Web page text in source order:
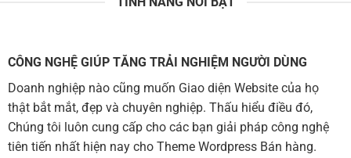
CÔNG NGHỆ GIÚP TĂNG TRẢI NGHIỆM NGƯỜI DÙNG
Doanh nghiệp nào cũng muốn Giao diện Website của họ
thật bắt mắt, đẹp và chuyên nghiệp. Thấu hiểu điều đó,
Chúng tôi luôn cung cấp cho các bạn giải pháp công nghệ
tiên tiến nhất hiện nay cho Theme Wordpress Bán hàng.